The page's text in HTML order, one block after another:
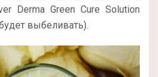
Derma Green Cure Solution
выбеливать).